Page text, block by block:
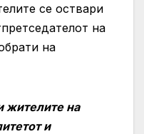
се оствари
на
на
жителите на
и